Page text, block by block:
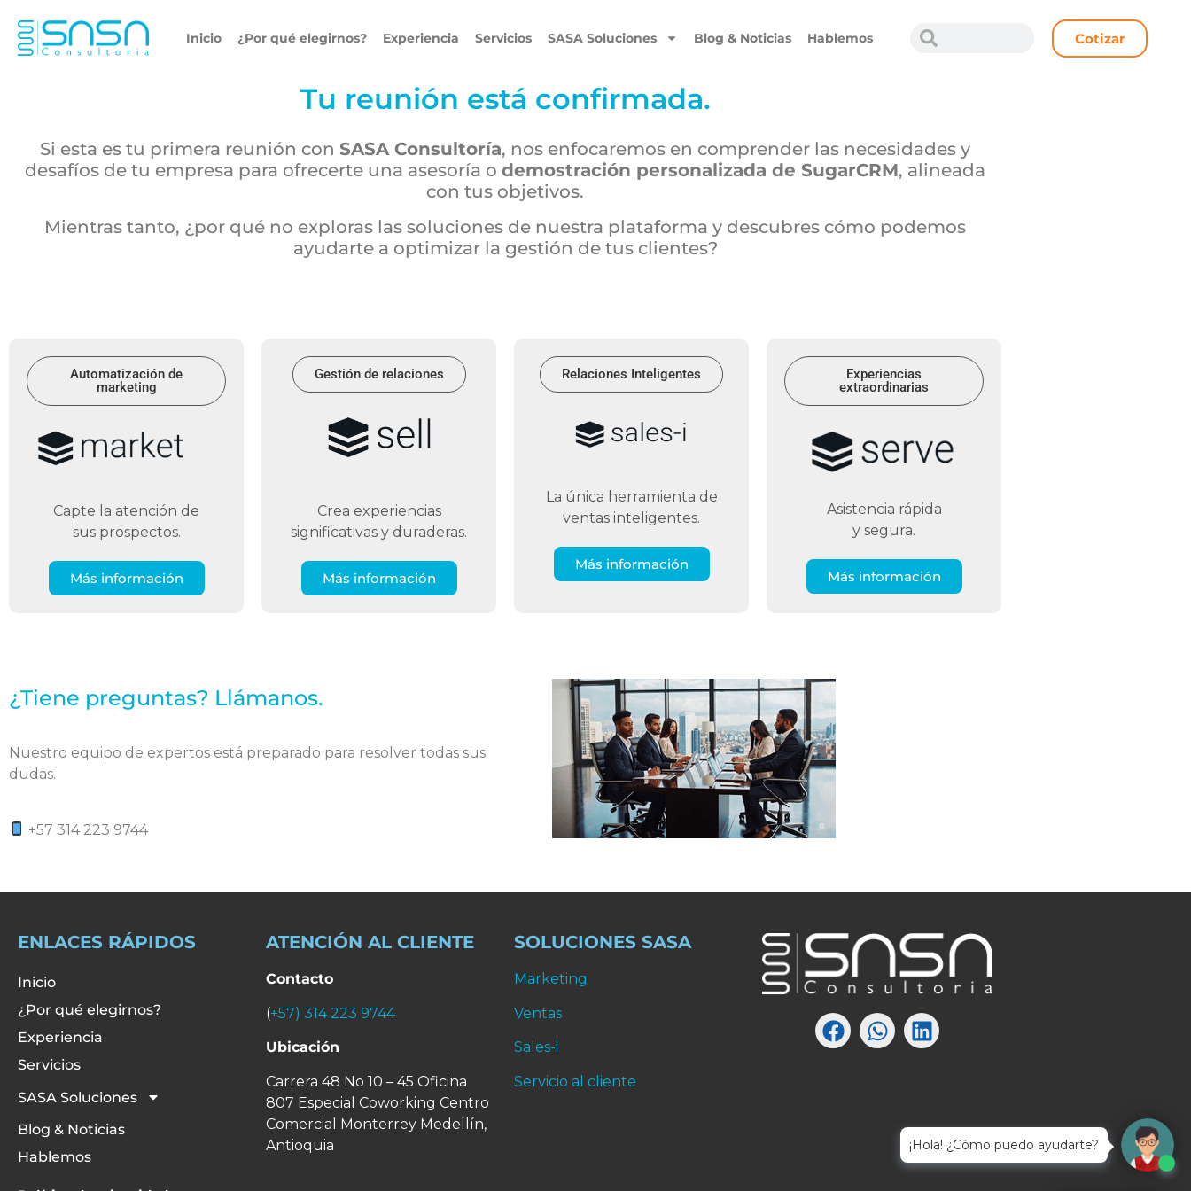
Inicio ¿Por qué elegirnos? Experiencia Servicios SASA Soluciones Blog & Noticias Hablemos Cotizar
Tu reunión está confirmada.
Si esta es tu primera reunión con SASA Consultoría, nos enfocaremos en comprender las necesidades y
desafíos de tu empresa para ofrecerte una asesoría o demostración personalizada de SugarCRM, alineada
con tus objetivos.
Mientras tanto, ¿por qué no exploras las soluciones de nuestra plataforma y descubres cómo podemos
ayudarte a optimizar la gestión de tus clientes?
Automatización de
marketing
Capte la atención de
sus prospectos.
Más información
Gestión de relaciones
Crea experiencias
significativas y duraderas.
Más información
Relaciones Inteligentes
La única herramienta de
ventas inteligentes.
Más información
Experiencias
extraordinarias
Asistencia rápida
y segura.
Más información
¿Tiene preguntas? Llámanos.
Nuestro equipo de expertos está preparado para resolver todas sus
dudas.
+57 314 223 9744
ENLACES RÁPIDOS
Inicio
¿Por qué elegirnos?
Experiencia
Servicios
SASA Soluciones
Blog & Noticias
Hablemos
ATENCIÓN AL CLIENTE
Contacto
(+57) 314 223 9744
Ubicación
Carrera 48 No 10 – 45 Oficina
807 Especial Coworking Centro
Comercial Monterrey Medellín,
Antioquia
SOLUCIONES SASA
Marketing
Ventas
Sales-i
Servicio al cliente
¡Hola! ¿Cómo puedo ayudarte?